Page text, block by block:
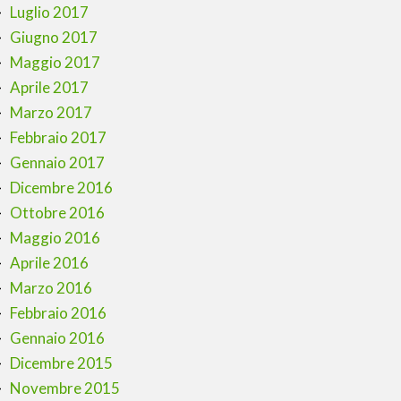
Luglio 2017
Giugno 2017
Maggio 2017
Aprile 2017
Marzo 2017
Febbraio 2017
Gennaio 2017
Dicembre 2016
Ottobre 2016
Maggio 2016
Aprile 2016
Marzo 2016
Febbraio 2016
Gennaio 2016
Dicembre 2015
Novembre 2015